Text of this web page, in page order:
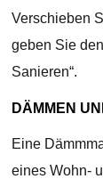
Verschieben
geben Sie
Sanieren“.
DÄMMEN
Eine
eines Wohn-